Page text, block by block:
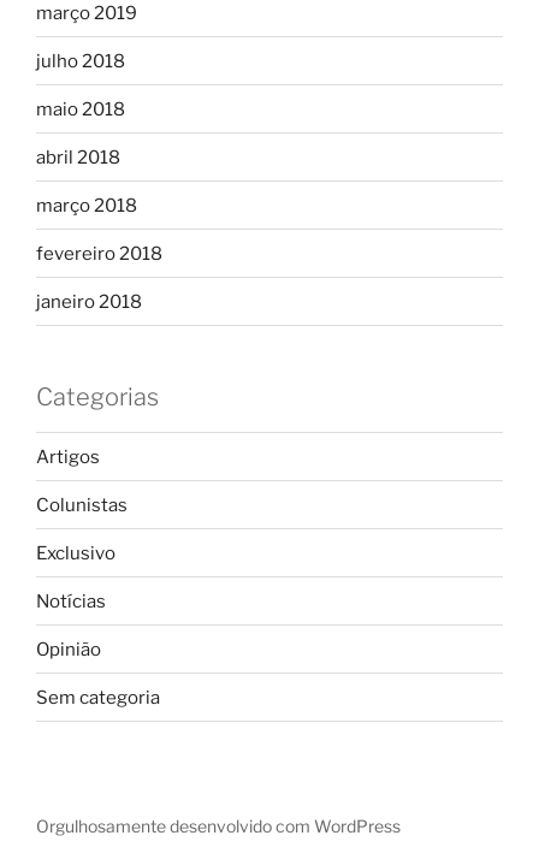
março 2019
julho 2018
maio 2018
abril 2018
março 2018
fevereiro 2018
janeiro 2018
Categorias
Artigos
Colunistas
Exclusivo
Notícias
Opinião
Sem categoria
Orgulhosamente desenvolvido com WordPress